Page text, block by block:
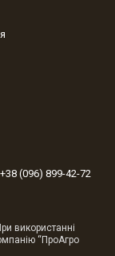
+38 (096) 899-42-72
використанні
“ПроАгро